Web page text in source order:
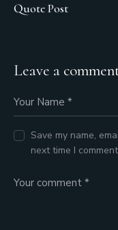
Quote Post
Leave a
Save my name,
next time I